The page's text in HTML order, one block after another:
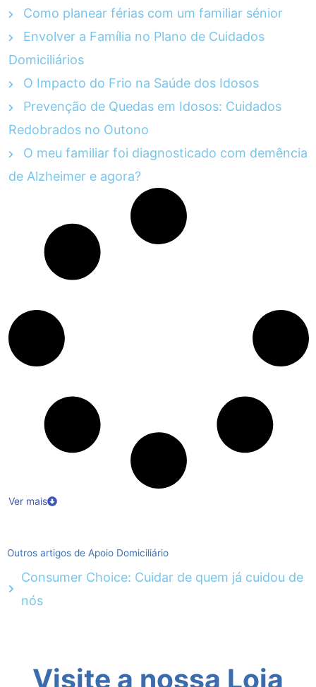
Como planear férias com um familiar sénior
Envolver a Família no Plano de Cuidados
Domiciliários
O Impacto do Frio na Saúde dos Idosos
Prevenção de Quedas em Idosos: Cuidados
Redobrados no Outono
O meu familiar foi diagnosticado com demência
de Alzheimer e agora?
Ver mais
Outros artigos de Apoio Domiciliário
Consumer Choice: Cuidar de quem já cuidou de
nós
Visite a nossa Loja